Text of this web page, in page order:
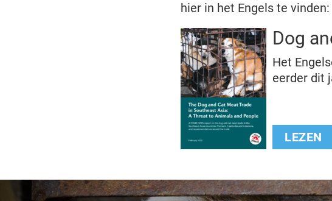
hier in het Engels te vinden:
Dog
Het
eerder dit
LEZEN